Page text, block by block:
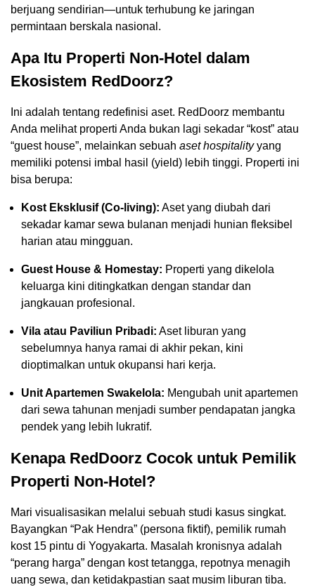
berjuang sendirian—untuk terhubung ke jaringan
permintaan berskala nasional.
Apa Itu Properti Non-Hotel dalam
Ekosistem RedDoorz?
Ini adalah tentang redefinisi aset. RedDoorz membantu
Anda melihat properti Anda bukan lagi sekadar “kost” atau
“guest house”, melainkan sebuah aset hospitalityyang
memiliki potensi imbal hasil (yield) lebih tinggi. Properti ini
bisa berupa:
Kost Eksklusif (Co-living): Aset yang diubah dari
sekadar kamar sewa bulanan menjadi hunian fleksibel
harian atau mingguan.
Guest House & Homestay: Properti yang dikelola
keluarga kini ditingkatkan dengan standar dan
jangkauan profesional.
Vila atau Paviliun Pribadi: Aset liburan yang
sebelumnya hanya ramai di akhir pekan, kini
dioptimalkan untuk okupansi hari kerja.
Unit Apartemen Swakelola: Mengubah unit apartemen
dari sewa tahunan menjadi sumber pendapatan jangka
pendek yang lebih lukratif.
Kenapa RedDoorz Cocok untuk Pemilik
Properti Non-Hotel?
Mari visualisasikan melalui sebuah studi kasus singkat.
Bayangkan “Pak Hendra” (persona fiktif), pemilik rumah
kost 15 pintu di Yogyakarta. Masalah kronisnya adalah
“perang harga” dengan kost tetangga, repotnya menagih
uang sewa, dan ketidakpastian saat musim liburan tiba.